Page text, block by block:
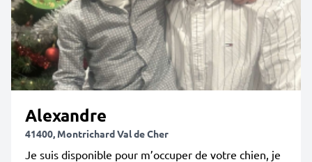
Alexandre
41400, Montrichard Val de Cher
Je suis disponible pour m’occuper de votre chien, je